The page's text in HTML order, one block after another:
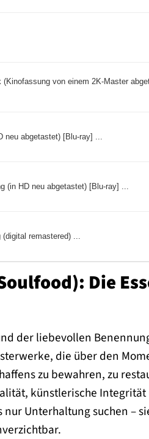
von einem 2K-Master
neu abgetastet) [Blu-ray] ...
(in HD neu abgetastet) [Blu-ray] ...
remastered) ...
Die
der liebevollen
die über den
zu bewahren, zu
künstlerische
Unterhaltung suchen –